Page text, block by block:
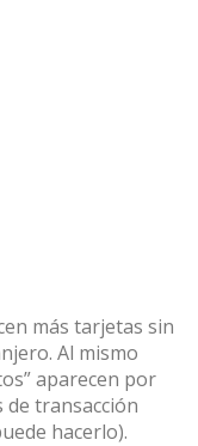
más tarjetas sin
. Al mismo
aparecen por
transacción
hacerlo).